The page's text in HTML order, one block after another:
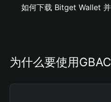
如何下载 Bitget Wallet
为什么要使用